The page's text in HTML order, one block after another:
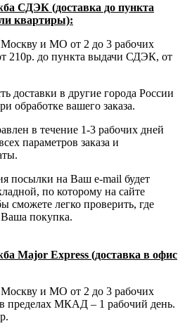
СДЭК (доставка до пункта
квартиры):
Москву и МО от 2 до 3 рабочих
210р. до пункта выдачи СДЭК, от
доставки в другие города России
обработке вашего заказа.
в течение 1-3 рабочих дней
параметров заказа и
посылки на Ваш e-mail будет
по которому на сайте
сможете легко проверить, где
Ваша покупка.
Major Express (доставка в офис
Москву и МО от 2 до 3 рабочих
пределах МКАД – 1 рабочий день.